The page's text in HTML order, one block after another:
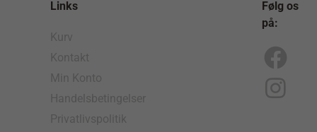
Links
Kurv
Kontakt
Min Konto
Handelsbetingelser
Privatlivspolitik
Følg os
på:
F
a
I
n